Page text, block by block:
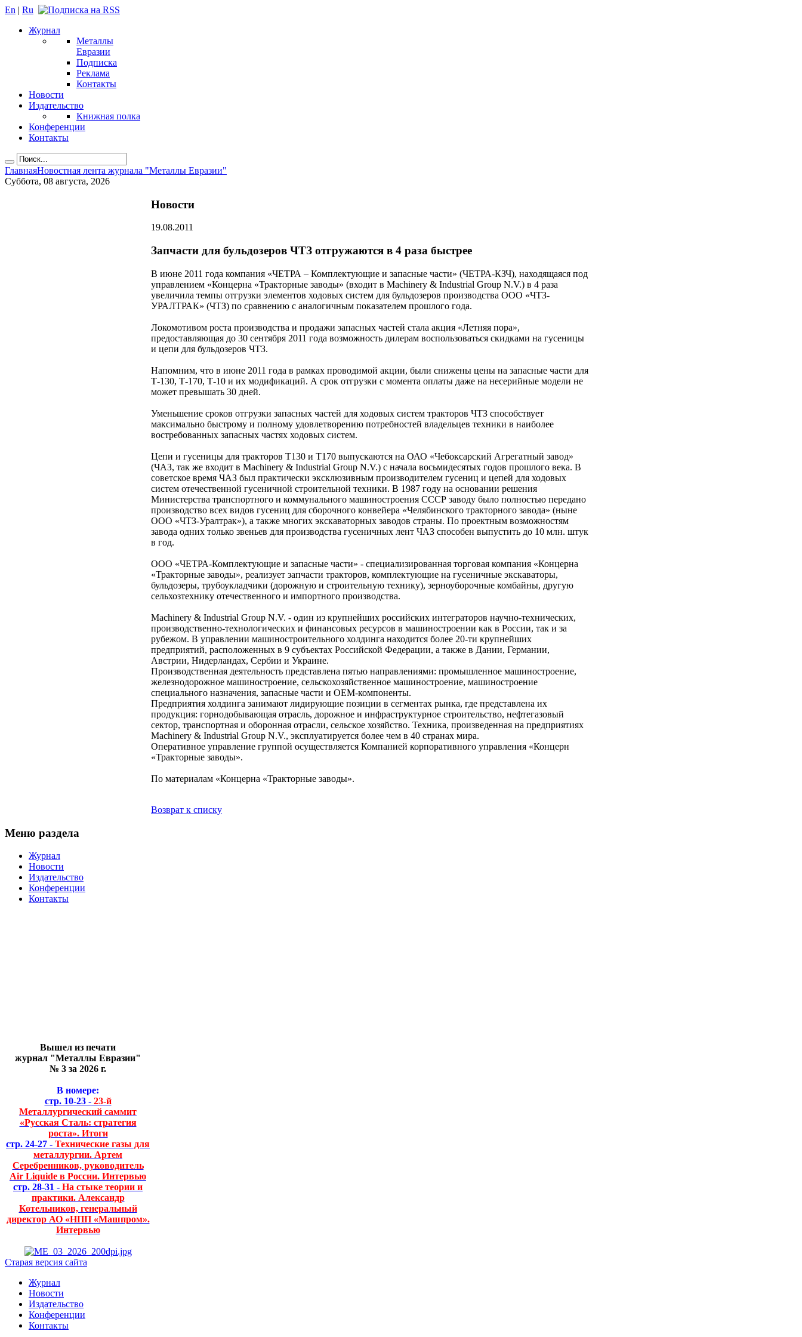
En | Ru
Журнал
Металлы
Евразии
Подписка
Реклама
Контакты
Новости
Издательство
Книжная полка
Конференции
Контакты
ГлавнаяНовостная лента журнала "Металлы Евразии"
Суббота, 08 августа, 2026
Новости
19.08.2011
Запчасти для бульдозеров ЧТЗ отгружаются в 4 раза быстрее
В июне 2011 года компания «ЧЕТРА – Комплектующие и запасные части» (ЧЕТРА-КЗЧ), находящаяся под
управлением «Концерна «Тракторные заводы» (входит в Machinery & Industrial Group N.V.) в 4 раза
увеличила темпы отгрузки элементов ходовых систем для бульдозеров производства ООО «ЧТЗ-
УРАЛТРАК» (ЧТЗ) по сравнению с аналогичным показателем прошлого года.
Локомотивом роста производства и продажи запасных частей стала акция «Летняя пора»,
предоставляющая до 30 сентября 2011 года возможность дилерам воспользоваться скидками на гусеницы
и цепи для бульдозеров ЧТЗ.
Напомним, что в июне 2011 года в рамках проводимой акции, были снижены цены на запасные части для
Т-130, Т-170, Т-10 и их модификаций. А срок отгрузки с момента оплаты даже на несерийные модели не
может превышать 30 дней.
Уменьшение сроков отгрузки запасных частей для ходовых систем тракторов ЧТЗ способствует
максимально быстрому и полному удовлетворению потребностей владельцев техники в наиболее
востребованных запасных частях ходовых систем.
Цепи и гусеницы для тракторов Т130 и Т170 выпускаются на ОАО «Чебоксарский Агрегатный завод»
(ЧАЗ, так же входит в Machinery & Industrial Group N.V.) с начала восьмидесятых годов прошлого века. В
советское время ЧАЗ был практически эксклюзивным производителем гусениц и цепей для ходовых
систем отечественной гусеничной строительной техники. В 1987 году на основании решения
Министерства транспортного и коммунального машиностроения СССР заводу было полностью передано
производство всех видов гусениц для сборочного конвейера «Челябинского тракторного завода» (ныне
ООО «ЧТЗ-Уралтрак»), а также многих экскаваторных заводов страны. По проектным возможностям
завода одних только звеньев для производства гусеничных лент ЧАЗ способен выпустить до 10 млн. штук
в год.
ООО «ЧЕТРА-Комплектующие и запасные части» - специализированная торговая компания «Концерна
«Тракторные заводы», реализует запчасти тракторов, комплектующие на гусеничные экскаваторы,
бульдозеры, трубоукладчики (дорожную и строительную технику), зерноуборочные комбайны, другую
сельхозтехнику отечественного и импортного производства.
Machinery & Industrial Group N.V. - один из крупнейших российских интеграторов научно-технических,
производственно-технологических и финансовых ресурсов в машиностроении как в России, так и за
рубежом. В управлении машиностроительного холдинга находится более 20-ти крупнейших
предприятий, расположенных в 9 субъектах Российской Федерации, а также в Дании, Германии,
Австрии, Нидерландах, Сербии и Украине.
Производственная деятельность представлена пятью направлениями: промышленное машиностроение,
железнодорожное машиностроение, сельскохозяйственное машиностроение, машиностроение
специального назначения, запасные части и ОЕМ-компоненты.
Предприятия холдинга занимают лидирующие позиции в сегментах рынка, где представлена их
продукция: горнодобывающая отрасль, дорожное и инфраструктурное строительство, нефтегазовый
сектор, транспортная и оборонная отрасли, сельское хозяйство. Техника, произведенная на предприятиях
Machinery & Industrial Group N.V., эксплуатируется более чем в 40 странах мира.
Оперативное управление группой осуществляется Компанией корпоративного управления «Концерн
«Тракторные заводы».
По материалам «Концерна «Тракторные заводы».
Возврат к списку
Меню раздела
Журнал
Новости
Издательство
Конференции
Контакты
Вышел из печати
журнал "Металлы Евразии"
№ 3 за 2026 г.
В номере:
стр. 10-23 -23-й
Металлургический саммит
«Русская Сталь: стратегия
роста». Итоги
стр. 24-27 - Технические газы для
металлургии. Артем
Серебренников, руководитель
Air Liquide в России. Интервью
стр. 28-31 - На стыке теории и
практики. Александр
Котельников, генеральный
директор АО «НПП «Машпром».
Интервью
Старая версия сайта
Журнал
Новости
Издательство
Конференции
Контакты